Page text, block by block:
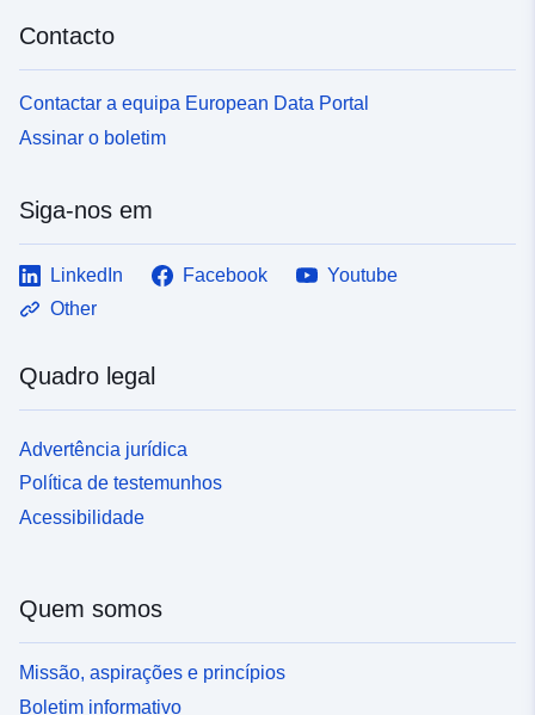
Contacto
Contactar a equipa European Data Portal
Assinar o boletim
Siga-nos em
LinkedIn Facebook
Youtube
Other
Quadro legal
Advertência jurídica
Política de testemunhos
Acessibilidade
Quem somos
Missão, aspirações e princípios
Boletim informativo